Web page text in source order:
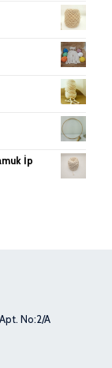
İp
No:2/A